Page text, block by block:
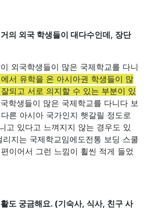
의 외국 학생들이 대다수인데, 장단
외국학생들이 많은 국제학교를 다니
서 유학을 온 아시아권 학생들이 많
되고 서로 의지할 수 있는 부분이 있
학생들이 많은 국제학교를 다니다 보
른 아시아 국가인지 햇갈릴 정도로
고 있다고 느껴지지 않는 경우도 있
지는 국제학교임에도전통 보딩 스쿨
이어서 그런 느낌이 휠씬 적게 들었
도 궁금해요. (기숙사, 식사, 친구 사